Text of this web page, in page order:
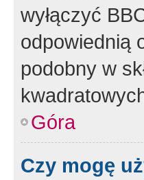
wyłączyć
odpowiednią
podobny w
Góra
Czy mogę